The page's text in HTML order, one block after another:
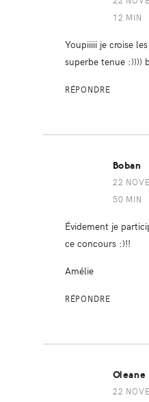
12 MIN
Youpiiiii je croise
superbe tenue :))))
RÉPONDRE
Boban
22
50 MIN
Évidement je
ce concours :)!!
Amélie
RÉPONDRE
Oleane
22